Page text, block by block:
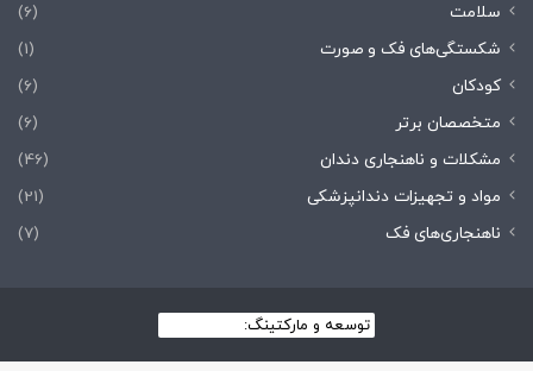
سلامت
(6)
شکستگی‌های فک و صورت
(1)
کودکان
(6)
متخصصان برتر
(6)
مشکلات و ناهنجاری دندان
(46)
مواد و تجهیزات دندانپزشکی
(21)
ناهنجاری‌های فک
(7)
توسعه و مارکتینگ: